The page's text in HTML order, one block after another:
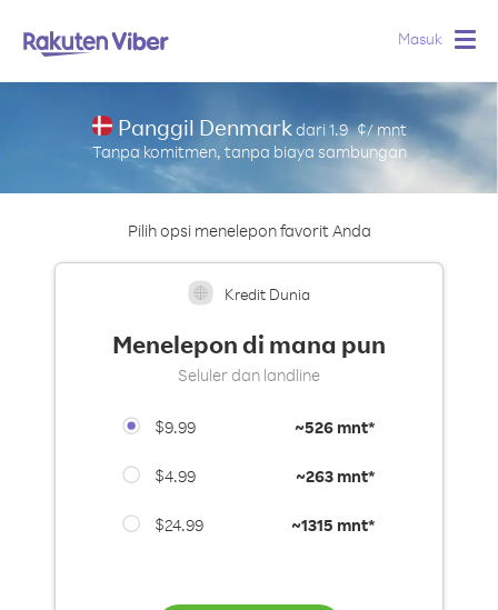
Masuk
Panggil Denmarkdari1.9 ¢/ mnt
Tanpa komitmen, tanpa biaya sambungan
Pilih opsi menelepon favorit Anda
Kredit Dunia
Menelepon di mana pun
Seluler dan landline
$9.99 ~526 mnt*
$4.99 ~263 mnt*
$24.99 ~1315 mnt*